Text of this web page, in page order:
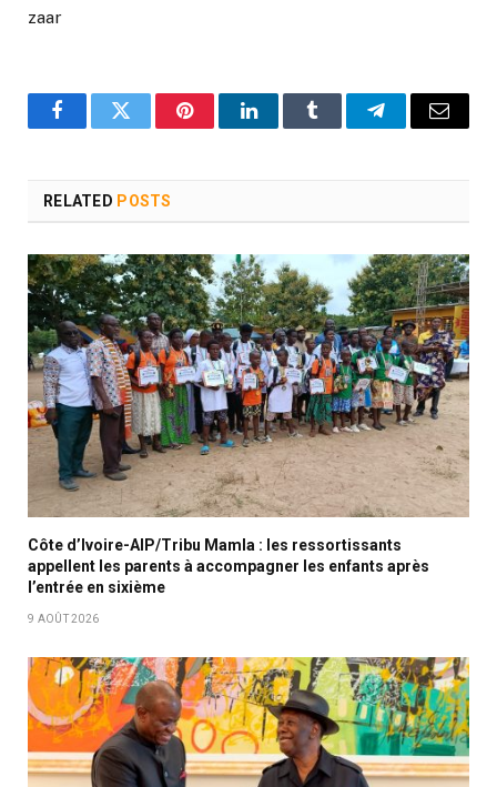
zaar
FacebookTwitter PinterestLinkedInTumblr TelegramEmail
RELATED POSTS
Côte d’Ivoire-AIP/Tribu Mamla : les ressortissants
appellent les parents à accompagner les enfants après
l’entrée en sixième
9 AOÛT 2026